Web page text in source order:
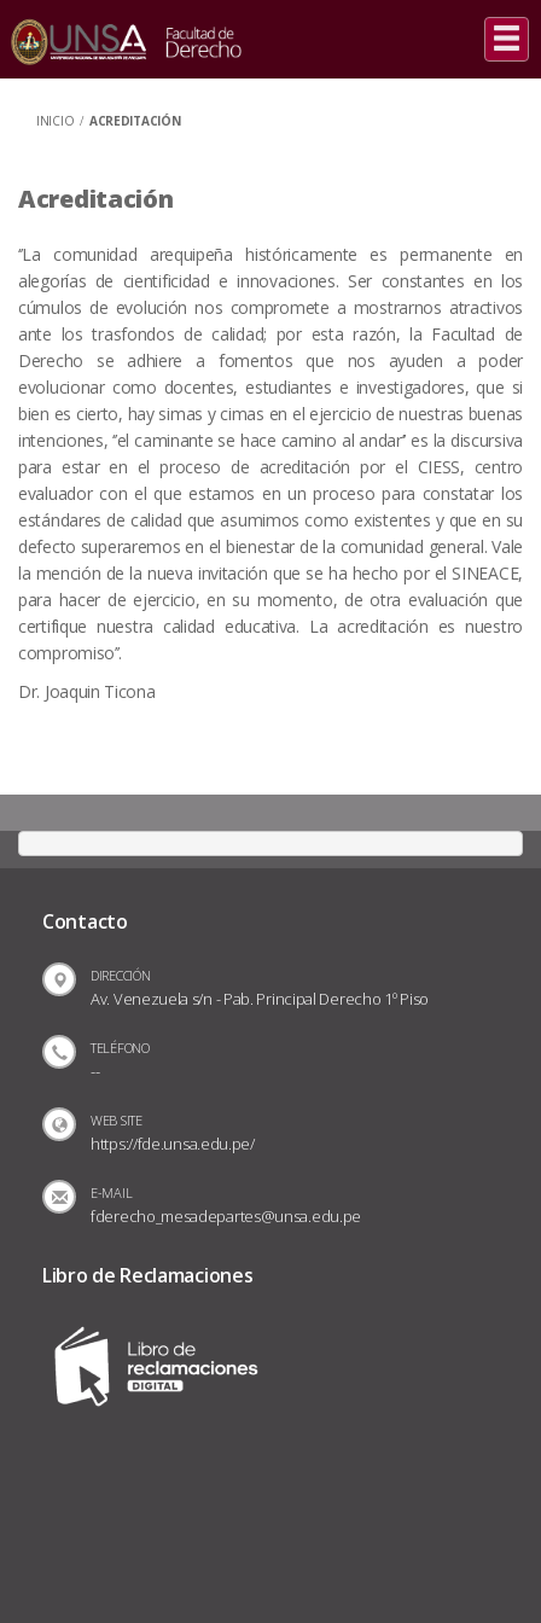
INICIO / ACREDITACIÓN
Acreditación
‘’La comunidad arequipeña históricamente es permanente en
alegorías de cientificidad e innovaciones. Ser constantes en los
cúmulos de evolución nos compromete a mostrarnos atractivos
ante los trasfondos de calidad; por esta razón, la Facultad de
Derecho se adhiere a fomentos que nos ayuden a poder
evolucionar como docentes, estudiantes e investigadores, que si
bien es cierto, hay simas y cimas en el ejercicio de nuestras buenas
intenciones, ‘’el caminante se hace camino al andar’’ es la discursiva
para estar en el proceso de acreditación por el CIESS, centro
evaluador con el que estamos en un proceso para constatar los
estándares de calidad que asumimos como existentes y que en su
defecto superaremos en el bienestar de la comunidad general. Vale
la mención de la nueva invitación que se ha hecho por el SINEACE,
para hacer de ejercicio, en su momento, de otra evaluación que
certifique nuestra calidad educativa. La acreditación es nuestro
compromiso’’.
Dr. Joaquin Ticona
Contacto
DIRECCIÓN
Av. Venezuela s/n - Pab. Principal Derecho 1º Piso
TELÉFONO
--
WEB SITE
https://fde.unsa.edu.pe/
E-MAIL
fderecho_mesadepartes@unsa.edu.pe
Libro de Reclamaciones